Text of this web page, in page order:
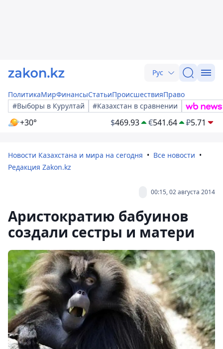
Рус
ПолитикаМирФинансыСтатьиПроисшествияПраво
#Выборы в Курултай
#Казахстан в сравнении
+30° $469.93 €541.64 ₽5.71
Новости Казахстана и мира на сегодня
Все новости
Редакция Zakon.kz
00:15, 02 августа 2014
Аристократию бабуинов
создали сестры и матери